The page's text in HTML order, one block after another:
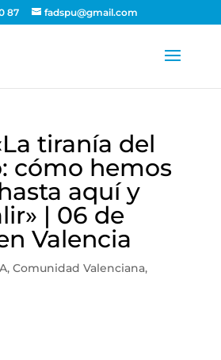
87 fadspu@gmail.com
tiranía del
cómo hemos
aquí y
| 06 de
Valencia
, Comunidad Valenciana,